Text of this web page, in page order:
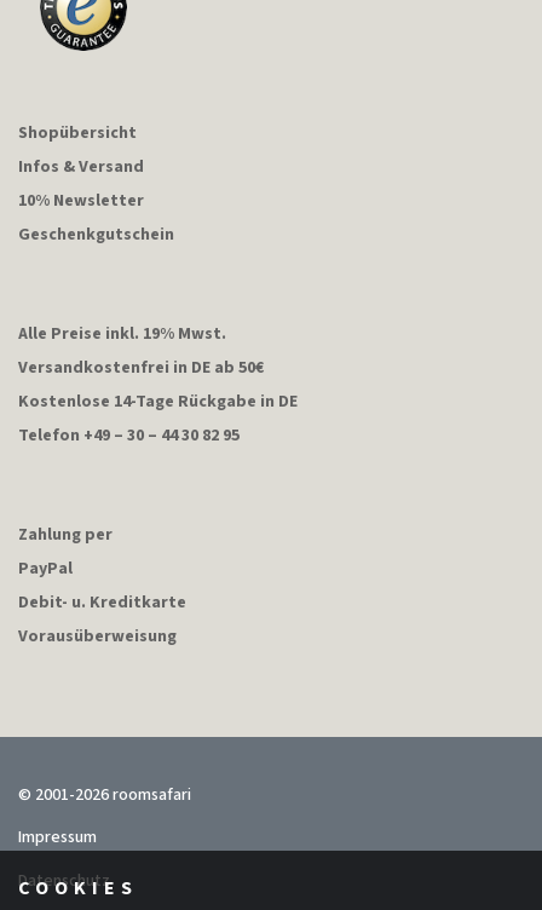
COOKIES
Shopübersicht
Infos & Versand
10% Newsletter
Geschenkgutschein
Alle Preise inkl. 19% Mwst.
Versandkostenfrei in DE ab 50€
Kostenlose 14-Tage Rückgabe in DE
Telefon +49 – 30 – 44 30 82 95
Zahlung per
PayPal
Debit- u. Kreditkarte
Vorausüberweisung
© 2001-2026 roomsafari
Impressum
Datenschutz